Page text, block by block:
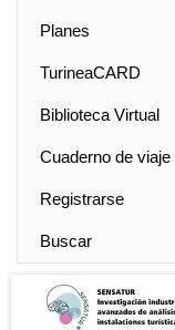
Planes
TurineaCARD
Biblioteca Virtual
Cuaderno de viaje
Registrarse
Buscar